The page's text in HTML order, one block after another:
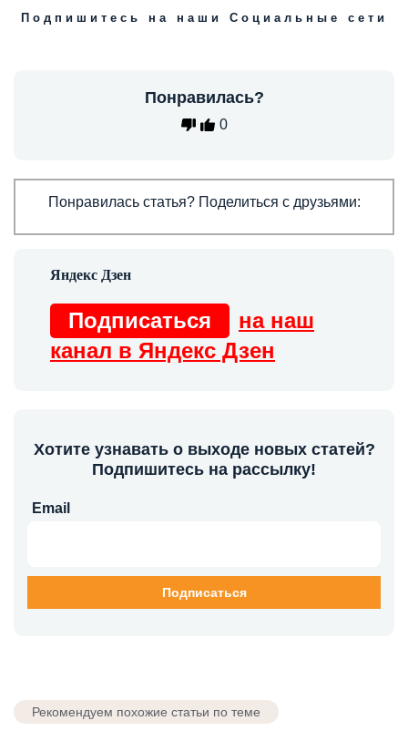
Подпишитесь на наши Социальные сети
Понравилась?
0
Понравилась статья? Поделиться с друзьями:
Подписаться
на наш
канал в Яндекс Дзен
Хотите узнавать о выходе новых статей?
Подпишитесь на рассылку!
Email
Рекомендуем похожие статьи по теме